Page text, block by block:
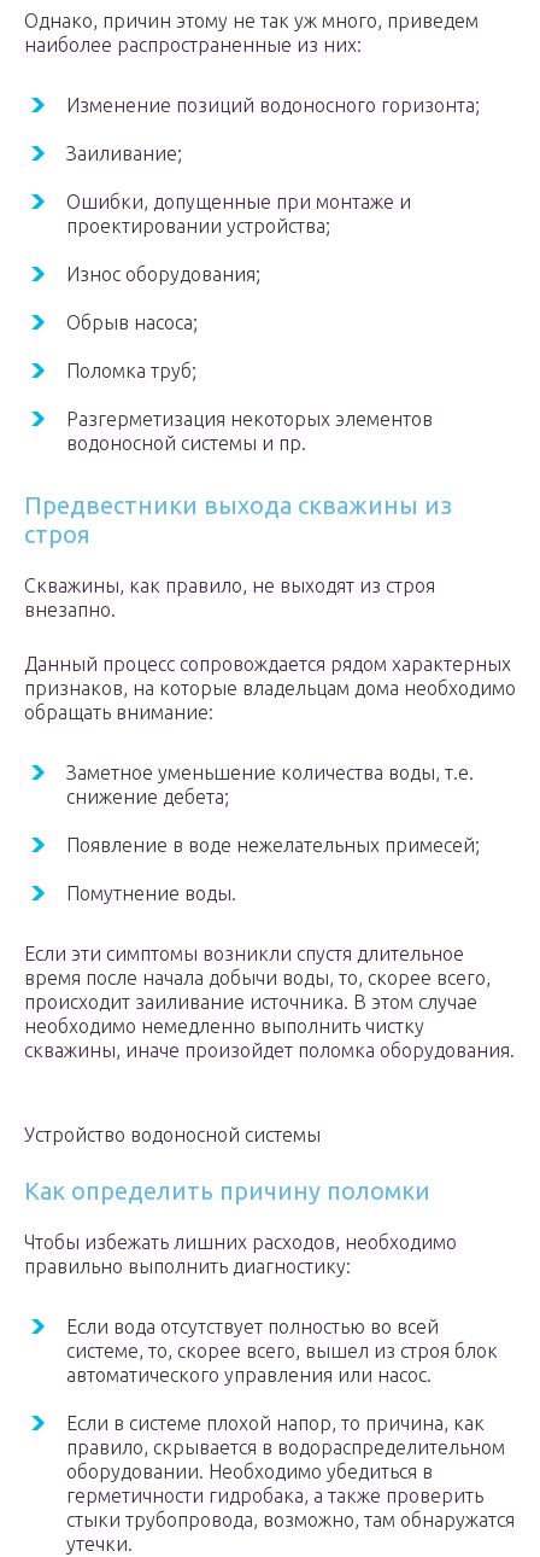
Однако, причин этому не так уж много, приведем
наиболее распространенные из них:
Изменение позиций водоносного горизонта;
Заиливание;
Ошибки, допущенные при монтаже и
проектировании устройства;
Износ оборудования;
Обрыв насоса;
Поломка труб;
Разгерметизация некоторых элементов
водоносной системы и пр.
Предвестники выхода скважины из
строя
Скважины, как правило, не выходят из строя
внезапно.
Данный процесс сопровождается рядом характерных
признаков, на которые владельцам дома необходимо
обращать внимание:
Заметное уменьшение количества воды, т.е.
снижение дебета;
Появление в воде нежелательных примесей;
Помутнение воды.
Если эти симптомы возникли спустя длительное
время после начала добычи воды, то, скорее всего,
происходит заиливание источника. В этом случае
необходимо немедленно выполнить чистку
скважины, иначе произойдет поломка оборудования.
Устройство водоносной системы
Как определить причину поломки
Чтобы избежать лишних расходов, необходимо
правильно выполнить диагностику:
Если вода отсутствует полностью во всей
системе, то, скорее всего, вышел из строя блок
автоматического управления или насос.
Если в системе плохой напор, то причина, как
правило, скрывается в водораспределительном
оборудовании. Необходимо убедиться в
герметичности гидробака, а также проверить
стыки трубопровода, возможно, там обнаружатся
утечки.